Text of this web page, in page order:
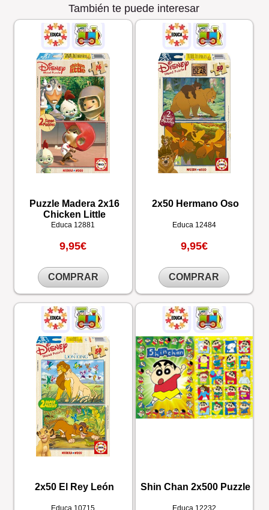
También te puede interesar
Puzzle Madera 2x16
Chicken Little
Educa 12881
9,95€
COMPRAR
2x50 Hermano Oso
Educa 12484
9,95€
COMPRAR
2x50 El Rey León
Educa 10715
Shin Chan 2x500 Puzzle
Educa 12232